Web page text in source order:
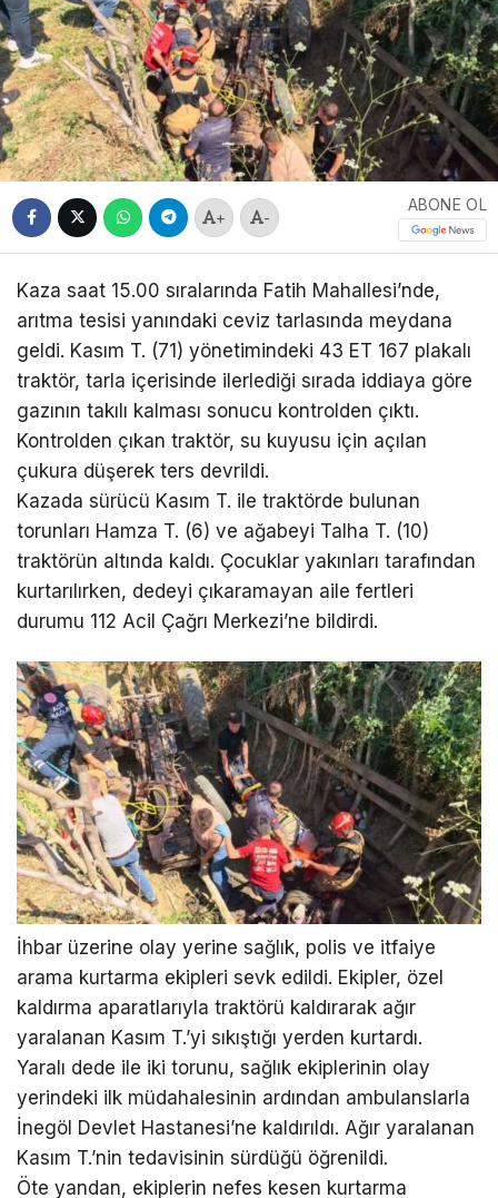
+ -
ABONE OL
Kaza saat 15.00 sıralarında Fatih Mahallesi’nde,
arıtma tesisi yanındaki ceviz tarlasında meydana
geldi. Kasım T. (71) yönetimindeki 43 ET 167 plakalı
traktör, tarla içerisinde ilerlediği sırada iddiaya göre
gazının takılı kalması sonucu kontrolden çıktı.
Kontrolden çıkan traktör, su kuyusu için açılan
çukura düşerek ters devrildi.
Kazada sürücü Kasım T. ile traktörde bulunan
torunları Hamza T. (6) ve ağabeyi Talha T. (10)
traktörün altında kaldı. Çocuklar yakınları tarafından
kurtarılırken, dedeyi çıkaramayan aile fertleri
durumu 112 Acil Çağrı Merkezi’ne bildirdi.
İhbar üzerine olay yerine sağlık, polis ve itfaiye
arama kurtarma ekipleri sevk edildi. Ekipler, özel
kaldırma aparatlarıyla traktörü kaldırarak ağır
yaralanan Kasım T.’yi sıkıştığı yerden kurtardı.
Yaralı dede ile iki torunu, sağlık ekiplerinin olay
yerindeki ilk müdahalesinin ardından ambulanslarla
İnegöl Devlet Hastanesi’ne kaldırıldı. Ağır yaralanan
Kasım T.’nin tedavisinin sürdüğü öğrenildi.
Öte yandan, ekiplerin nefes kesen kurtarma